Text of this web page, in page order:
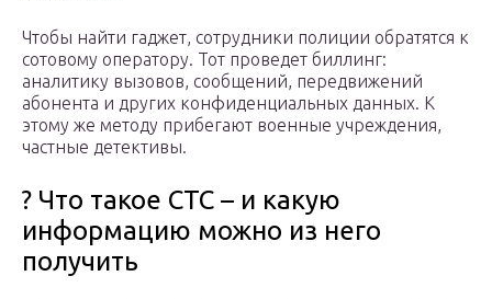
Чтобы найти гаджет, сотрудники полиции обратятся к
сотовому оператору. Тот проведет биллинг:
аналитику вызовов, сообщений, передвижений
абонента и других конфиденциальных данных. К
этому же методу прибегают военные учреждения,
частные детективы.
? Что такое СТС – и какую
информацию можно из него
получить